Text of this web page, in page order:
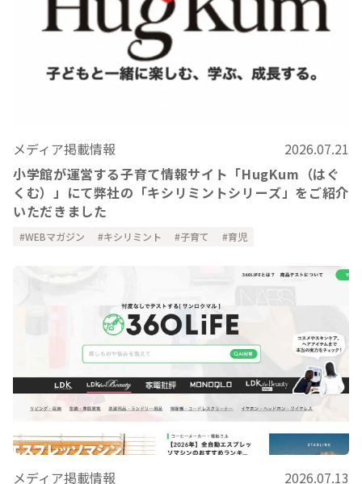
メディア掲載情報
2026.07.21
小学館が運営する子育て情報サイト「HugKum（はぐ
くむ）」にて弊社の「キシリミントシリーズ」をご紹介
いただきました
WEBマガジン キシリミント 子育て 育児
メディア掲載情報
2026.07.13